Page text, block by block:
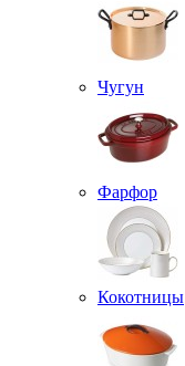
Чугун
Фарфор
Кокотницы